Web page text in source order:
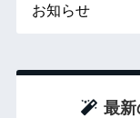
お知らせ
最新